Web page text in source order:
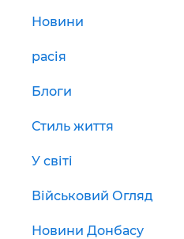
Новини
расія
Блоги
Стиль життя
У світі
Військовий Огляд
Новини Донбасу